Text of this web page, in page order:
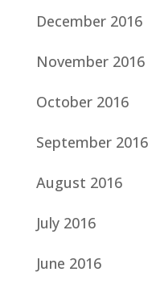
December 2016
November 2016
October 2016
September 2016
August 2016
July 2016
June 2016